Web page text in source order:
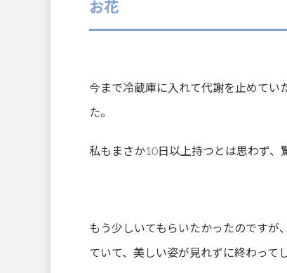
お花
今まで冷蔵庫に入れて代謝を止めてい
た。
私もまさか10日以上持つとは思わず、
もう少しいてもらいたかったのですが
ていて、美しい姿が見れずに終わって